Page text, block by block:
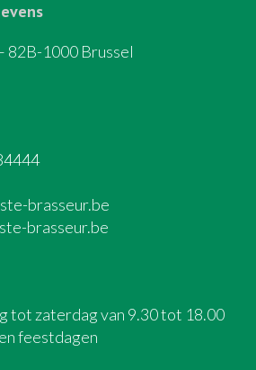
82B-1000 Brussel
brasseur.be
brasseur.be
tot zaterdag van 9.30 tot 18.00
feestdagen